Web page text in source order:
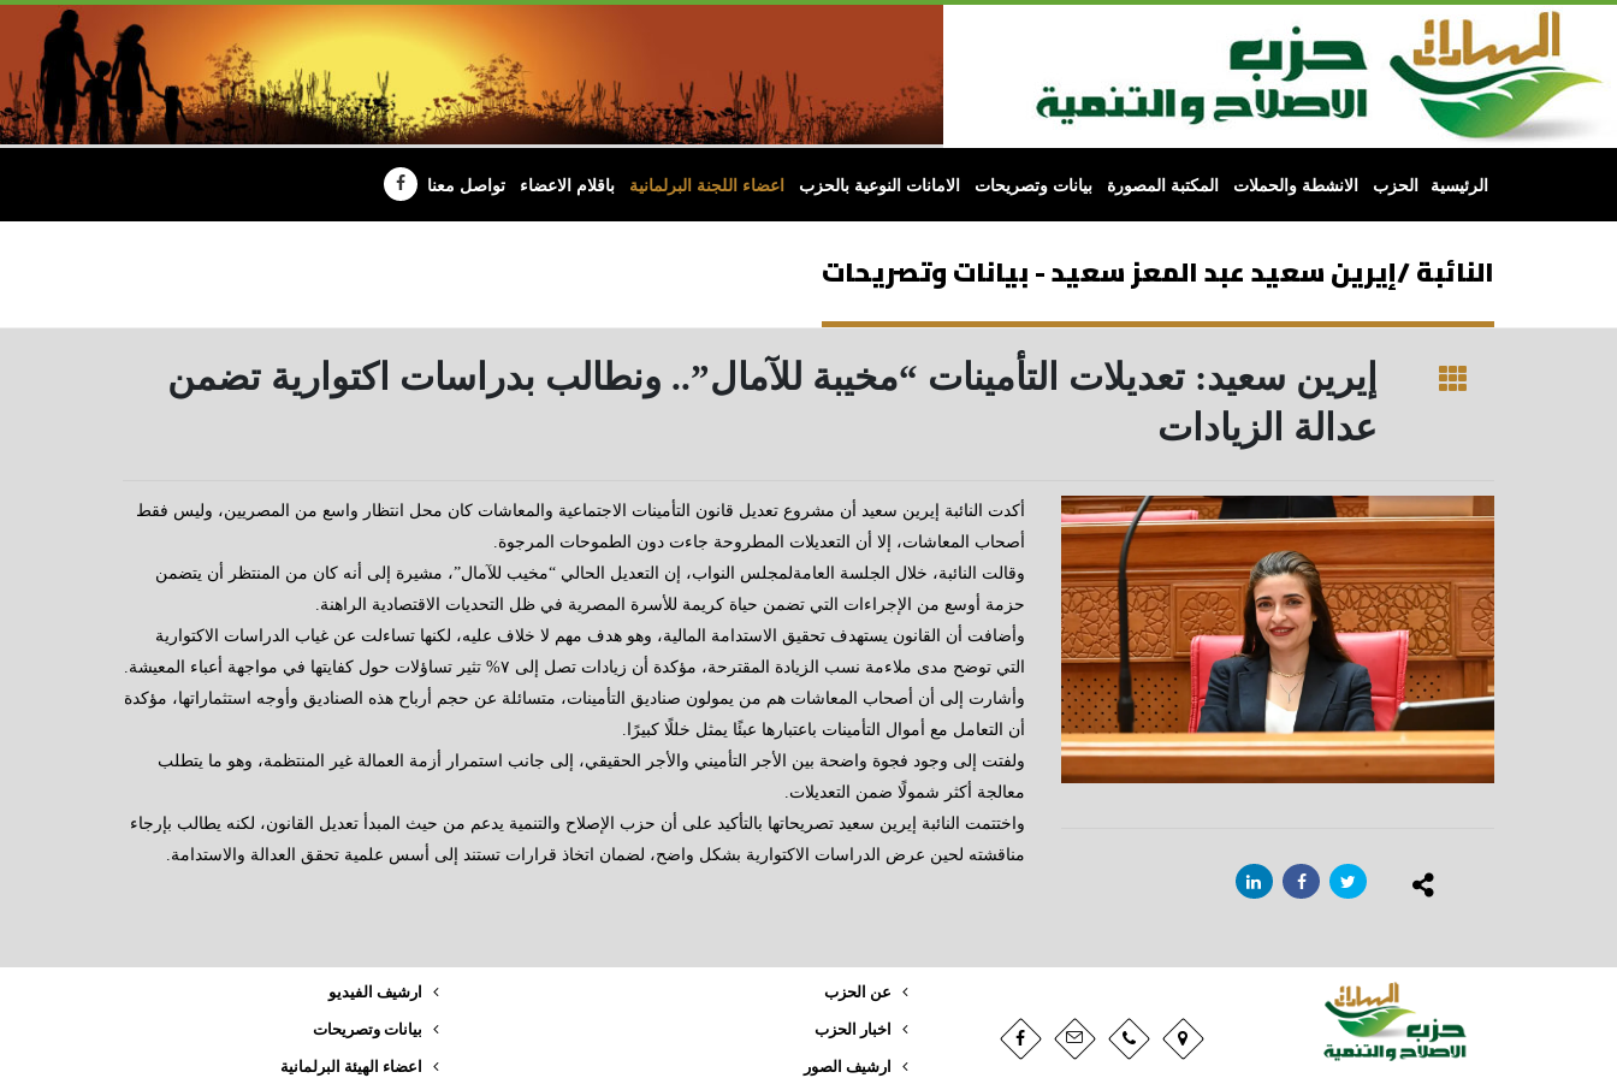
الرئيسية الحزب الانشطة والحملات المكتبة المصورة بيانات وتصريحات الامانات النوعية بالحزب اعضاء اللجنة البرلمانية باقلام الاعضاء تواصل معنا
النائبة /إيرين سعيد عبد المعز سعيد - بيانات وتصريحات
إيرين سعيد: تعديلات التأمينات “مخيبة للآمال”.. ونطالب بدراسات اكتوارية تضمن
عدالة الزيادات
أكدت النائبة إيرين سعيد أن مشروع تعديل قانون التأمينات الاجتماعية والمعاشات كان محل انتظار واسع من المصريين، وليس فقط
أصحاب المعاشات، إلا أن التعديلات المطروحة جاءت دون الطموحات المرجوة.
وقالت النائبة، خلال الجلسة العامةلمجلس النواب، إن التعديل الحالي “مخيب للآمال”، مشيرة إلى أنه كان من المنتظر أن يتضمن
حزمة أوسع من الإجراءات التي تضمن حياة كريمة للأسرة المصرية في ظل التحديات الاقتصادية الراهنة.
وأضافت أن القانون يستهدف تحقيق الاستدامة المالية، وهو هدف مهم لا خلاف عليه، لكنها تساءلت عن غياب الدراسات الاكتوارية
التي توضح مدى ملاءمة نسب الزيادة المقترحة، مؤكدة أن زيادات تصل إلى ٧% تثير تساؤلات حول كفايتها في مواجهة أعباء المعيشة.
وأشارت إلى أن أصحاب المعاشات هم من يمولون صناديق التأمينات، متسائلة عن حجم أرباح هذه الصناديق وأوجه استثماراتها، مؤكدة
أن التعامل مع أموال التأمينات باعتبارها عبئًا يمثل خللًا كبيرًا.
ولفتت إلى وجود فجوة واضحة بين الأجر التأميني والأجر الحقيقي، إلى جانب استمرار أزمة العمالة غير المنتظمة، وهو ما يتطلب
معالجة أكثر شمولًا ضمن التعديلات.
واختتمت النائبة إيرين سعيد تصريحاتها بالتأكيد على أن حزب الإصلاح والتنمية يدعم من حيث المبدأ تعديل القانون، لكنه يطالب بإرجاء
مناقشته لحين عرض الدراسات الاكتوارية بشكل واضح، لضمان اتخاذ قرارات تستند إلى أسس علمية تحقق العدالة والاستدامة.
عن الحزب
اخبار الحزب
ارشيف الصور
ارشيف الفيديو
بيانات وتصريحات
اعضاء الهيئة البرلمانية